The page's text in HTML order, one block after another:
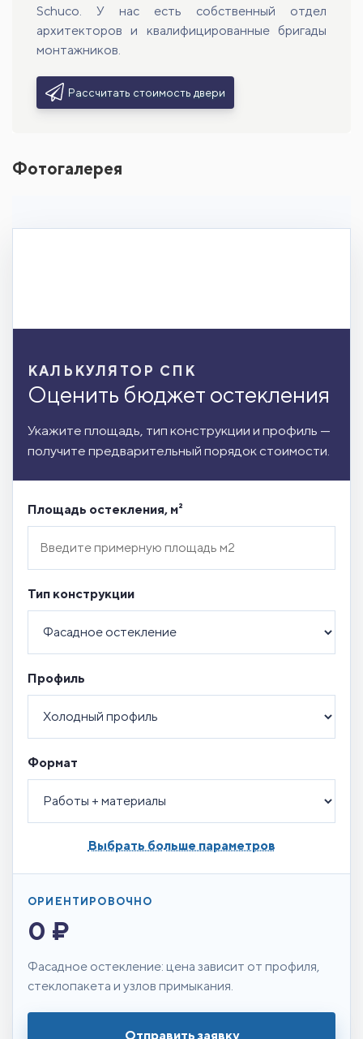
Schuco. У нас есть собственный отдел
архитекторов и квалифицированные бригады
монтажников.
Рассчитать стоимость двери
Фотогалерея
КАЛЬКУЛЯТОР СПК
Оценить бюджет остекления
Укажите площадь, тип конструкции и профиль —
получите предварительный порядок стоимости.
Площадь остекления, м²
Тип конструкции
Профиль
Формат
Выбрать больше параметров
ОРИЕНТИРОВОЧНО
0 ₽
Фасадное остекление: цена зависит от профиля,
стеклопакета и узлов примыкания.
Отправить заявку